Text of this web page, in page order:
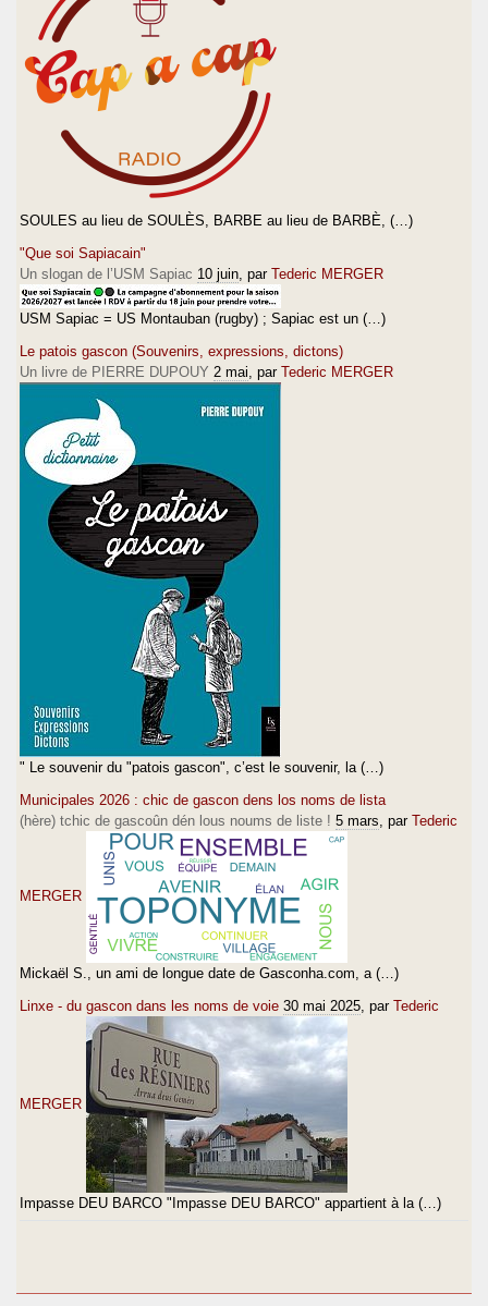
SOULES au lieu de SOULÈS, BARBE au lieu de BARBÈ, (…)
"Que soi Sapiacain"
Un slogan de l’USM Sapiac 10 juin , par Tederic MERGER
USM Sapiac = US Montauban (rugby) ; Sapiac est un (…)
Le patois gascon (Souvenirs, expressions, dictons)
Un livre de PIERRE DUPOUY 2 mai , par Tederic MERGER
" Le souvenir du "patois gascon", c’est le souvenir, la (…)
Municipales 2026 : chic de gascon dens los noms de lista
(hère) tchic de gascoûn dén lous noums de liste ! 5 mars , par Tederic
MERGER
Mickaël S., un ami de longue date de Gasconha.com, a (…)
Linxe - du gascon dans les noms de voie 30 mai 2025 , par Tederic
MERGER
Impasse DEU BARCO "Impasse DEU BARCO" appartient à la (…)